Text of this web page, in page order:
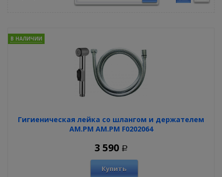
Гигиеническая лейка со шлангом и держателем
AM.PM AM.PM F0202064
В НАЛИЧИИ
3 590 Р
Купить